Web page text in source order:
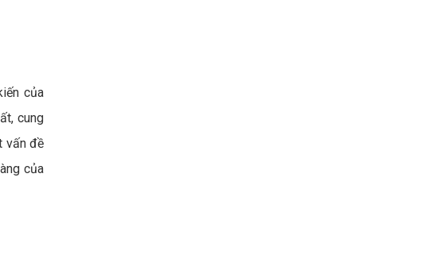
của
cung
vấn đề
của